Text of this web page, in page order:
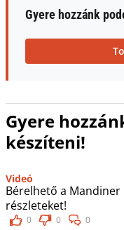
Gyere hozzánk
Gyere
készíteni!
Videó
Bérelhető a
részleteket!
0 0 0